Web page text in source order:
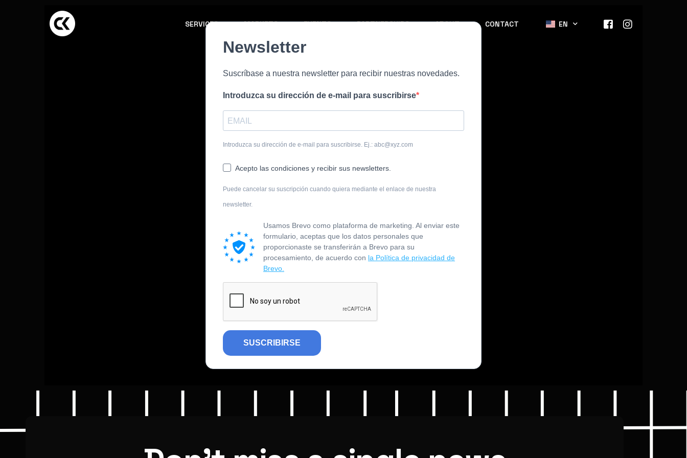
SERVICES MARKETS EVENTS PARTNERSHIPS ABOUT CONTACT EN
Newsletter
Suscríbase a nuestra newsletter para recibir nuestras novedades.
Introduzca su dirección de e-mail para suscribirse
Introduzca su dirección de e-mail para suscribirse. Ej.: abc@xyz.com
Acepto las condiciones y recibir sus newsletters.
Puede cancelar su suscripción cuando quiera mediante el enlace de nuestra
newsletter.
Usamos Brevo como plataforma de marketing. Al enviar este
formulario, aceptas que los datos personales que
proporcionaste se transferirán a Brevo para su
procesamiento, de acuerdo con la Política de privacidad de
Brevo.
SUSCRIBIRSE